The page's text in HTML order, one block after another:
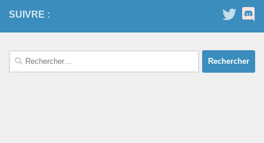
SUIVRE :
Rechercher :